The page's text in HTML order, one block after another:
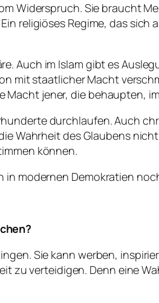
Widerspruch. Sie braucht
religiöses Regime, das
Auch im Islam gibt es
mit staatlicher Macht
jener, die behaupten,
durchlaufen. Auch
Wahrheit des Glaubens
können.
modernen Demokratien
Sie kann werben,
zu verteidigen. Denn eine